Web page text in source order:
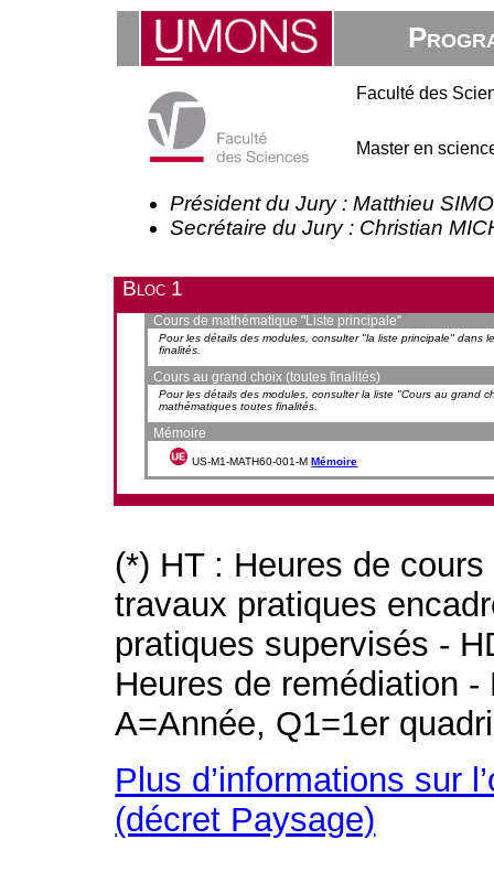
Faculté des
Master en
Président du Jury : Matthieu
Secrétaire du Jury : Christian
Bloc 1
Cours de mathématique "Liste principale"
Pour les détails des modules, consulter "la liste principale" dans
finalités.
Cours au grand choix (toutes finalités)
Pour les détails des modules, consulter la liste "Cours au grand
mathématiques toutes finalités.
Mémoire
US-M1-MATH60-001-MMémoire
(*) HT : Heures de
travaux pratiques
pratiques supervisés -
Heures de remédiation
A=Année, Q1=1er
Plus d’informations sur
(décret Paysage)